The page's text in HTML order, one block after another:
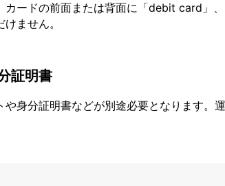
カードの前面または背面に「debit card
ません。
証明書
身分証明書などが別途必要となります。